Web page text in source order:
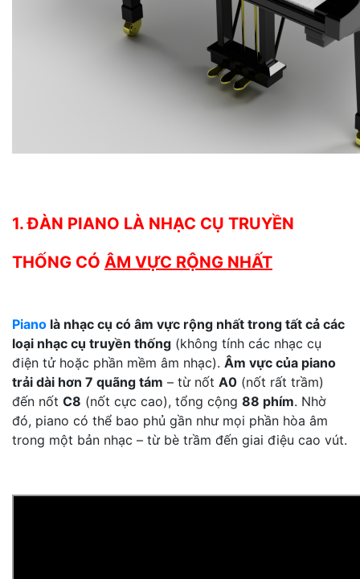
1. ĐÀN PIANO LÀ NHẠC CỤ TRUYỀN
THỐNG CÓ ÂM VỰC RỘNG NHẤT
Piano là nhạc cụ có âm vực rộng nhất trong tất cả các
loại nhạc cụ truyền thống (không tính các nhạc cụ
điện tử hoặc phần mềm âm nhạc). Âm vực của piano
trải dài hơn 7 quãng tám – từ nốt A0 (nốt rất trầm)
đến nốt C8 (nốt cực cao), tổng cộng 88 phím. Nhờ
đó, piano có thể bao phủ gần như mọi phần hòa âm
trong một bản nhạc – từ bè trầm đến giai điệu cao vút.